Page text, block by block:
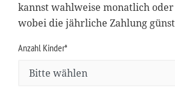
kannst wahlweise monatlich
wobei die jährliche Zahlung
Anzahl Kinder*